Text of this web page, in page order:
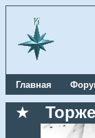
Главная
★